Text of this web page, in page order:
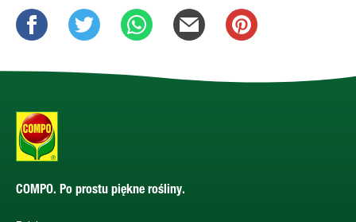
COMPO. Po prostu piękne rośliny.